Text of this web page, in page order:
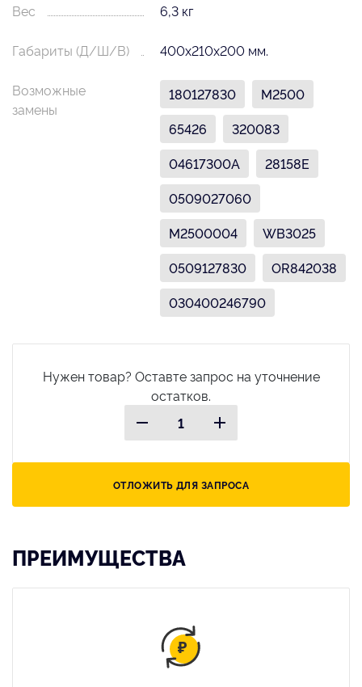
Вес 6,3 кг
Габариты (Д/Ш/В) 400х210х200 мм.
Возможные
замены
180127830
M2500
65426
320083
04617300A
28158E
0509027060
M2500004
WB3025
0509127830
OR842038
030400246790
Нужен товар? Оставте запрос на уточнение
остатков.
ОТЛОЖИТЬ ДЛЯ ЗАПРОСА
ПРЕИМУЩЕСТВА